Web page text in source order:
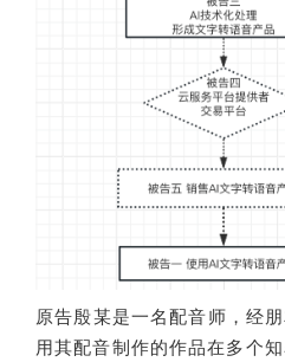
原告殷某是一名配音师，经
用其配音制作的作品在多个